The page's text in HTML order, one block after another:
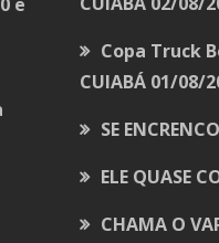
Copa Truck
CUIABÁ 01/08/
SE
ELE QUASE
CHAMA O